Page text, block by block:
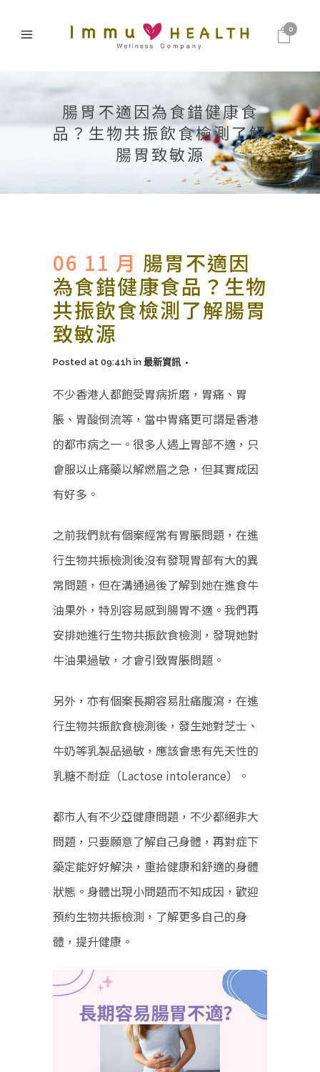
0
腸胃不適因為食錯健康食
品？生物共振飲食檢測了解
腸胃致敏源
06 11 月 腸胃不適因
為食錯健康食品？生物
共振飲食檢測了解腸胃
致敏源
Posted at 09:41h in 最新資訊
不少香港人都飽受胃病折磨，胃痛、胃
脹、胃酸倒流等，當中胃痛更可謂是香港
的都市病之一。很多人遇上胃部不適，只
會服以止痛藥以解燃眉之急，但其實成因
有好多。
之前我們就有個案經常有胃脹問題，在進
行生物共振檢測後沒有發現胃部有大的異
常問題，但在溝通過後了解到她在進食牛
油果外，特別容易感到腸胃不適。我們再
安排她進行生物共振飲食檢測，發現她對
牛油果過敏，才會引致胃脹問題。
另外，亦有個案長期容易肚痛腹瀉，在進
行生物共振飲食檢測後，發生她對芝士、
牛奶等乳製品過敏，應該會患有先天性的
乳糖不耐症（Lactose intolerance）。
都市人有不少亞健康問題，不少都絕非大
問題，只要願意了解自己身體，再對症下
藥定能好好解決，重拾健康和舒適的身體
狀態。身體出現小問題而不知成因，歡迎
預約生物共振檢測，了解更多自己的身
體，提升健康。